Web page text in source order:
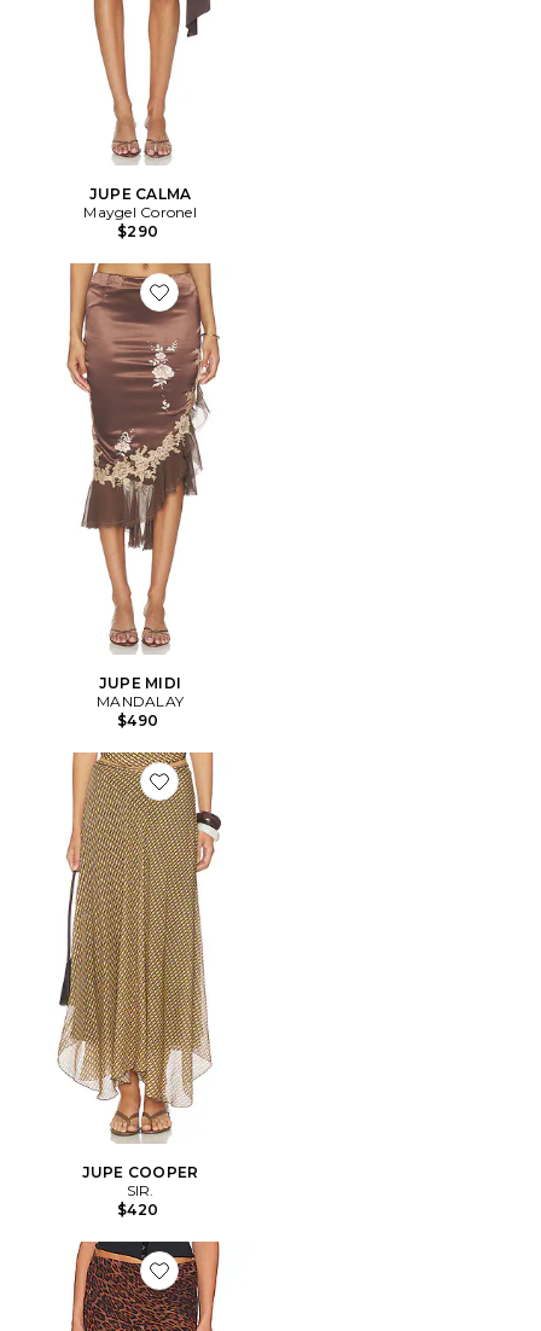
JUPE CALMA
Maygel Coronel
$290
Favorite JUPE MIDI
JUPE MIDI
MANDALAY
$490
Favorite JUPE COOPER
JUPE COOPER
SIR.
$420
Favorite JUPE ROXY